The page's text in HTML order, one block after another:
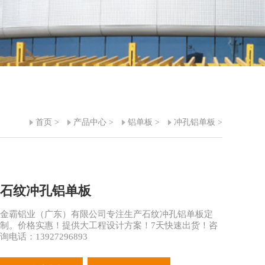
首页 > 产品中心 > 铝单板 > 冲孔铝单板 >
石纹冲孔铝单板
金霸铝业（广东）有限公司专注生产石纹冲孔铝单板定
制。价格实惠！提供大工程设计方案！7天快速出货！咨
询电话：13927296893